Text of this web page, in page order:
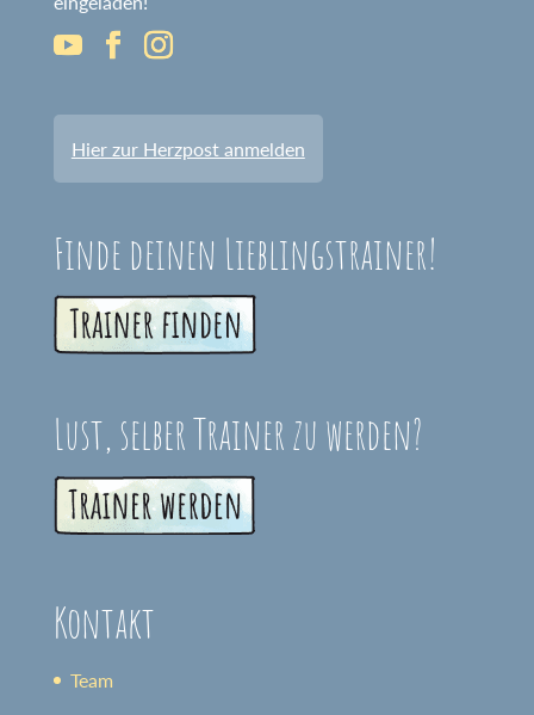
Hier zur Herzpost anmelden
Finde deinen Lieblingstrainer!
Lust, selber Trainer zu werden?
Kontakt
Team